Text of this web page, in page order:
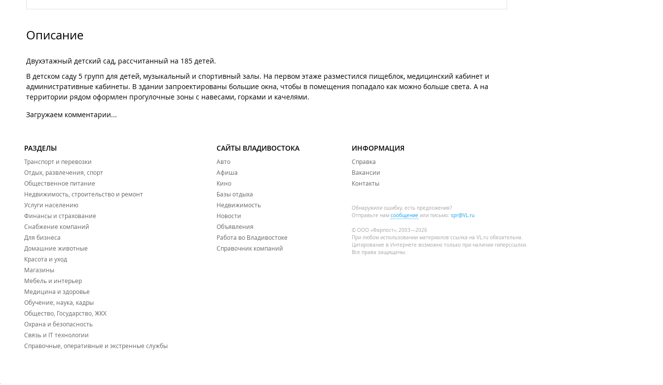
Описание
Двухэтажный детский сад, рассчитанный на 185 детей.
В детском саду 5 групп для детей, музыкальный и спортивный залы. На первом этаже разместился пищеблок, медицинский кабинет и
административные кабинеты. В здании запроектированы большие окна, чтобы в помещения попадало как можно больше света. А на
территории рядом оформлен прогулочные зоны с навесами, горками и качелями.
Загружаем комментарии...
РАЗДЕЛЫ
Транспорт и перевозки
Отдых, развлечения, спорт
Общественное питание
Недвижимость, строительство и ремонт
Услуги населению
Финансы и страхование
Снабжение компаний
Для бизнеса
Домашние животные
Красота и уход
Магазины
Мебель и интерьер
Медицина и здоровье
Обучение, наука, кадры
Общество, Государство, ЖКХ
Охрана и безопасность
Связь и IT технологии
Справочные, оперативные и экстренные службы
САЙТЫ ВЛАДИВОСТОКА
Авто
Афиша
Кино
Базы отдыха
Недвижимость
Новости
Объявления
Работа во Владивостоке
Справочник компаний
ИНФОРМАЦИЯ
Справка
Вакансии
Контакты
Обнаружили ошибку, есть предложения?
Отправьте нам сообщение или письмо: spr@VL.ru
© ООО «Фарпост», 2003—2026
При любом использовании материалов ссылка на VL.ru обязательна.
Цитирование в Интернете возможно только при наличии гиперссылки.
Все права защищены.